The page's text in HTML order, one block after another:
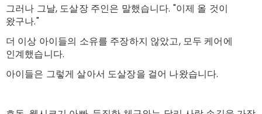
그러나 그날, 도살장 주인은 말했습니다. "이제 올 것이
왔구나."
더 이상 아이들의 소유를 주장하지 않았고, 모두 케어에
인계했습니다.
아이들은 그렇게 살아서 도살장을 걸어 나왔습니다.